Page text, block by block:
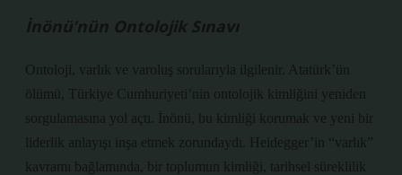
İnönü’nün Ontolojik Sınavı
Ontoloji, varlık ve varoluş sorularıyla ilgilenir. Atatürk’ün
ölümü, Türkiye Cumhuriyeti’nin ontolojik kimliğini yeniden
sorgulamasına yol açtı. İnönü, bu kimliği korumak ve yeni bir
liderlik anlayışı inşa etmek zorundaydı. Heidegger’in “varlık”
kavramı bağlamında, bir toplumun kimliği, tarihsel süreklilik